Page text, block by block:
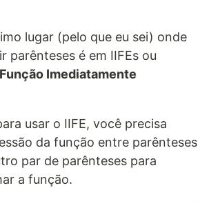
lugar (pelo que eu sei) onde
parênteses é em IIFEs ou
Imediatamente
usar o IIFE, você precisa
da função entre parênteses
par de parênteses para
a função.